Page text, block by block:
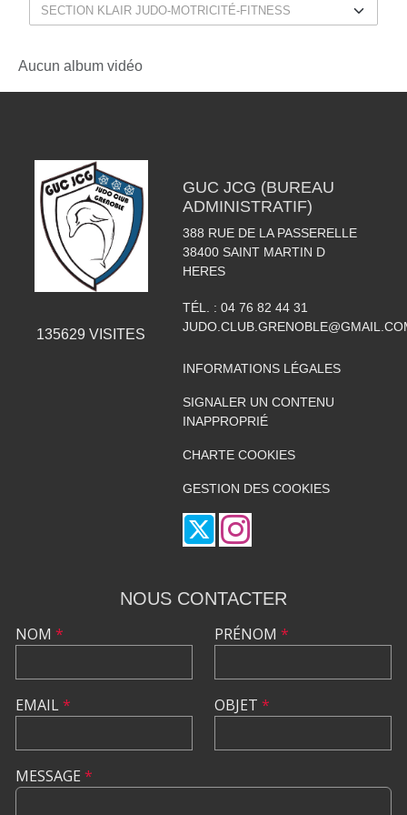
Aucun album vidéo
135629 VISITES
GUC JCG (BUREAU
ADMINISTRATIF)
388 RUE DE LA PASSERELLE
38400 SAINT MARTIN D
HERES
TÉL. : 04 76 82 44 31
INFORMATIONS LÉGALES
SIGNALER UN CONTENU
INAPPROPRIÉ
CHARTE COOKIES
GESTION DES COOKIES
NOUS CONTACTER
NOM *
EMAIL*
PRÉNOM *
OBJET *
MESSAGE *